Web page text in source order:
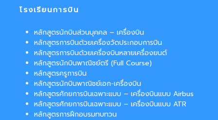
โรงเรียนการบิน
หลักสูตรนักบินส่วนบุคคล – เครื่องบิน
หลักสูตรการบินด้วยเครื่องวัดประกอบการบิน
หลักสูตรการบินด้วยเครื่องบินหลายเครื่องยนต์
หลักสูตรนักบินพาณิชย์ตรี (Full Course)
หลักสูตรครูการบิน
หลักสูตรนักบินพาณิชย์เอก-เครื่องบิน
หลักสูตรศักยการบินเฉพาะแบบ – เครื่องบินแบบ Airbus
หลักสูตรศักยการบินเฉพาะแบบ – เครื่องบินแบบ ATR
หลักสูตรการฝึกอบรมทบทวน